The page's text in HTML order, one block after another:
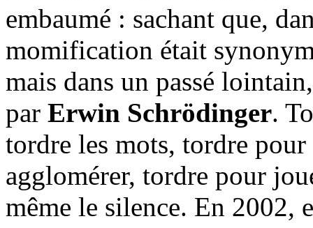
embaumé : sachant que,
momification était
mais dans un passé
par Erwin Schrödinger.
tordre les mots, tordre
agglomérer, tordre pour
même le silence. En